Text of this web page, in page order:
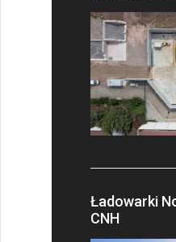
Ładowarki
CNH